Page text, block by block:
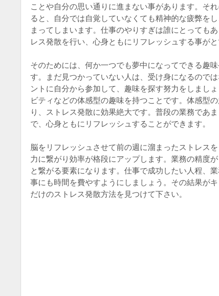
ことや自分の思い通りに進まない事があります。そ
ると、自分では自覚していなくても精神的な疲弊を
まってしまいます。仕事のやりすぎは誰にとっても
レス発散を行い、心身ともにリフレッシュする事が
そのためには、何か一つでも夢中になってできる趣
す。まだ見つかっていない人は、受け身になるので
ントに自分から参加して、趣味を探す努力をしまし
ビティなどの体感型の趣味を持つことです。体感型
り、ストレス発散に効果絶大です。普段の業務であ
で、心身ともにリフレッシュすることができます。
脳をリフレッシュさせて前の週に溜まったストレス
力に繋がり効率が格段にアップします。業務の精度
と繋がる要素になります。仕事で成功したい人程、
事にも時間を費やすようにしましょう。その結果が
だけのストレス発散方法を見つけて下さい。